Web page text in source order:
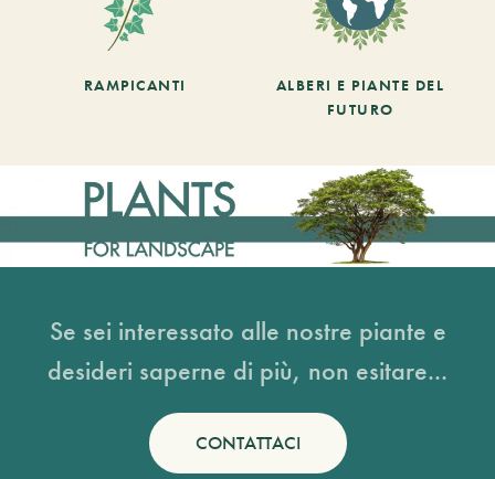
RAMPICANTI
ALBERI E PIANTE DEL
FUTURO
Se sei interessato alle nostre piante e
desideri saperne di più, non esitare...
CONTATTACI